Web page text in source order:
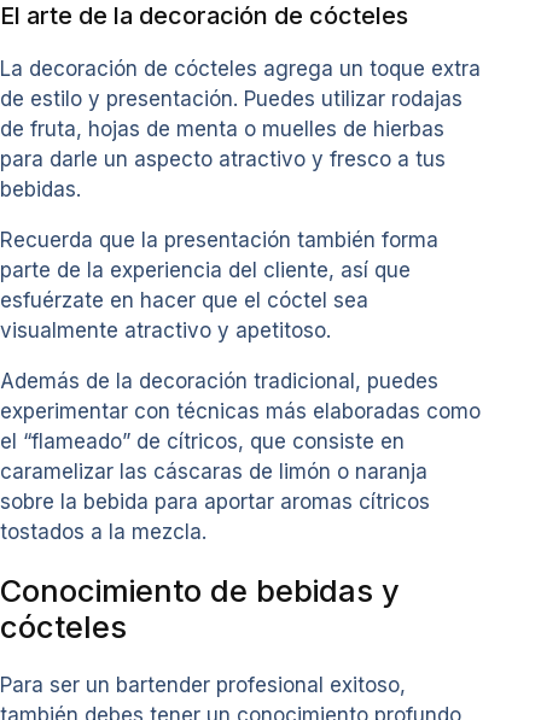
El arte de la decoración de cócteles
La decoración de cócteles agrega un toque extra
de estilo y presentación. Puedes utilizar rodajas
de fruta, hojas de menta o muelles de hierbas
para darle un aspecto atractivo y fresco a tus
bebidas.
Recuerda que la presentación también forma
parte de la experiencia del cliente, así que
esfuérzate en hacer que el cóctel sea
visualmente atractivo y apetitoso.
Además de la decoración tradicional, puedes
experimentar con técnicas más elaboradas como
el “flameado” de cítricos, que consiste en
caramelizar las cáscaras de limón o naranja
sobre la bebida para aportar aromas cítricos
tostados a la mezcla.
Conocimiento de bebidas y
cócteles
Para ser un bartender profesional exitoso,